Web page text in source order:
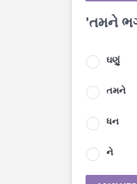
'તમને
ઘણું
તમને
ધન
ને